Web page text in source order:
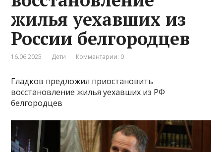
жилья уехавших из
России белгородцев
16.06.2025 Дети Комментарии: 0
Гладков предложил приостановить
восстановление жилья уехавших из РФ
белгородцев